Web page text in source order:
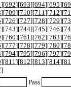
][692][693][694][695][
][709][710][711 ][712][
][726][727][728][729][
][743][744][745][746][
][760][761 ][762][763][
][777][778][779][780][
][794][795][796][797][
][811 ][812][813][814][
]
Pass